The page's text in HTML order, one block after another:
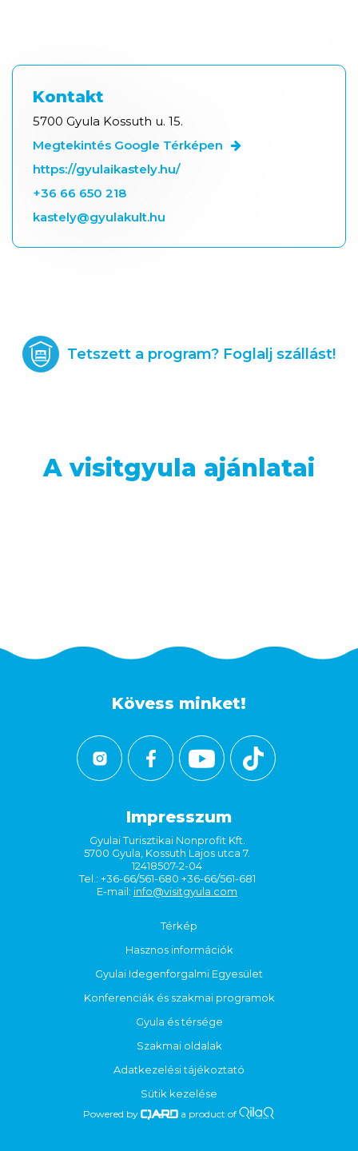
Kontakt
5700 Gyula Kossuth u. 15.
Megtekintés Google Térképen
https://gyulaikastely.hu/
+36 66 650 218
kastely@gyulakult.hu
Tetszett a program? Foglalj szállást!
A visitgyula ajánlatai
Kövess minket!
Impresszum
Gyulai Turisztikai Nonprofit Kft.
5700 Gyula, Kossuth Lajos utca 7.
12418507-2-04
Tel.: +36-66/561-680 +36-66/561-681
E-mail: info@visitgyula.com
Térkép
Hasznos információk
Gyulai Idegenforgalmi Egyesület
Konferenciák és szakmai programok
Gyula és térsége
Szakmai oldalak
Adatkezelési tájékoztató
Sütik kezelése
Powered by a product of